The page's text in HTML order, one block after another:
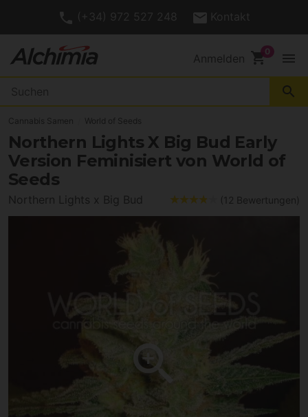
(+34) 972 527 248 Kontakt
Anmelden shopping_cart menu
search
Cannabis Samen World of Seeds
Northern Lights X Big Bud Early
Version Feminisiert von World of
Seeds
Northern Lights x Big Bud (12 Bewertungen)